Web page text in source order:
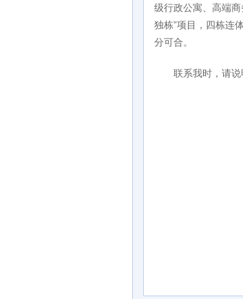
级行政公寓、高端
独栋”项目，四栋连
分可合。
联系我时，请说